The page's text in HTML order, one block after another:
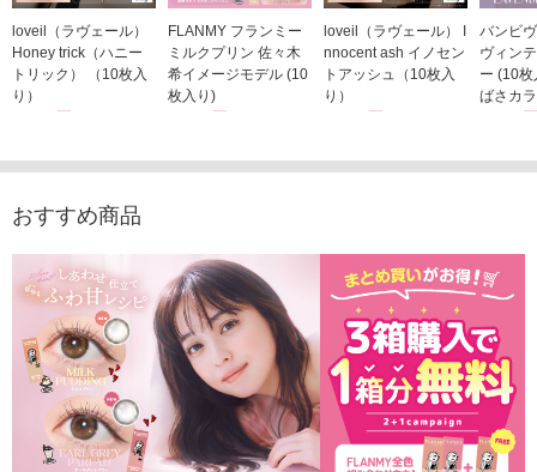
loveil（ラヴェール）
Honey trick（ハニー
トリック） （10枚入
り）
FLANMY フランミー
ミルクプリン 佐々木
希イメージモデル (10
枚入り)
loveil（ラヴェール） I
nnocent ash イノセン
トアッシュ（10枚入
り）
バンビ
ヴィン
ー (10
ばさカ
おすすめ商品